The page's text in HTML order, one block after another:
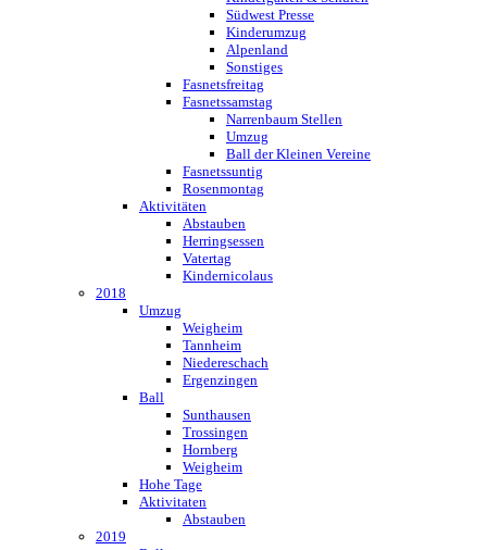
Südwest Presse
Kinderumzug
Alpenland
Sonstiges
Fasnetsfreitag
Fasnetssamstag
Narrenbaum Stellen
Umzug
Ball der Kleinen Vereine
Fasnetssuntig
Rosenmontag
Aktivitäten
Abstauben
Herringsessen
Vatertag
Kindernicolaus
2018
Umzug
Weigheim
Tannheim
Niedereschach
Ergenzingen
Ball
Sunthausen
Trossingen
Hornberg
Weigheim
Hohe Tage
Aktivitaten
Abstauben
2019